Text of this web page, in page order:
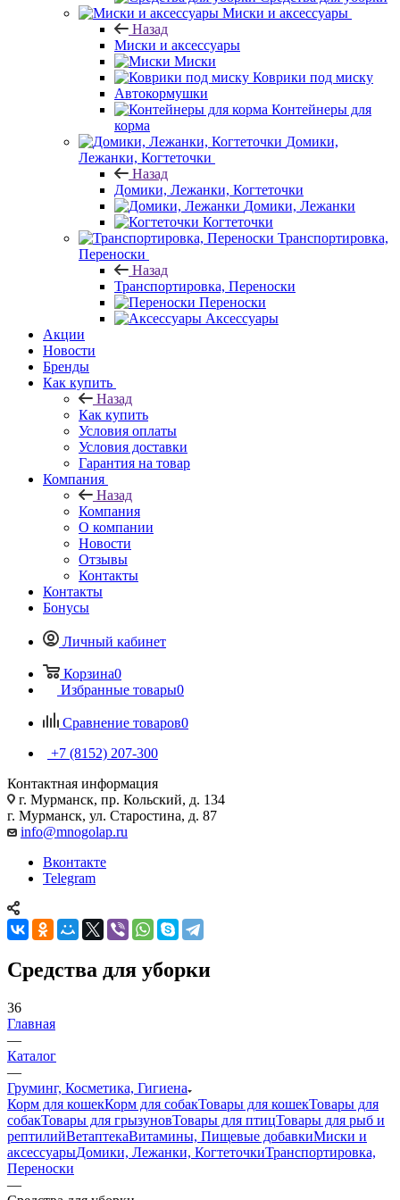
Миски и аксессуары
Назад
Миски и аксессуары
Миски
Коврики под миску
Автокормушки
Контейнеры для
корма
Домики,
Лежанки, Когтеточки
Назад
Домики, Лежанки, Когтеточки
Домики, Лежанки
Когтеточки
Транспортировка,
Переноски
Назад
Транспортировка, Переноски
Переноски
Аксессуары
Акции
Новости
Бренды
Как купить
Назад
Как купить
Условия оплаты
Условия доставки
Гарантия на товар
Компания
Назад
Компания
О компании
Новости
Отзывы
Контакты
Контакты
Бонусы
Личный кабинет
Корзина0
Избранные товары0
Сравнение товаров0
+7 (8152) 207-300
Контактная информация
г. Мурманск, пр. Кольский, д. 134
г. Мурманск, ул. Старостина, д. 87
info@mnogolap.ru
Вконтакте
Telegram
Средства для уборки
36
Главная
—
Каталог
—
Груминг, Косметика, Гигиена
Корм для кошекКорм для собакТовары для кошекТовары для
собакТовары для грызуновТовары для птицТовары для рыб и
рептилийВетаптекаВитамины, Пищевые добавкиМиски и
аксессуарыДомики, Лежанки, КогтеточкиТранспортировка,
Переноски
—